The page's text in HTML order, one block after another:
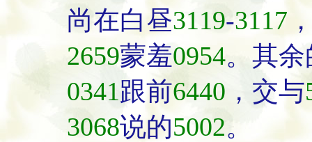
尚在白昼3119-3117
2659蒙羞0954。其
0341跟前6440 ，交与
3068说的5002。